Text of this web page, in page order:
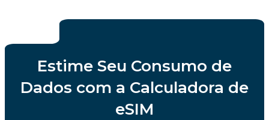
Estime Seu Consumo de
Dados com a Calculadora de
eSIM